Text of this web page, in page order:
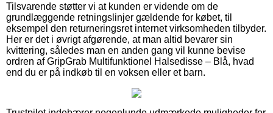
Tilsvarende støtter vi at kunden er vidende om de
grundlæggende retningslinjer gældende for købet, til
eksempel den returneringsret internet virksomheden tilbyder.
Her er det i øvrigt afgørende, at man altid bevarer sin
kvittering, således man en anden gang vil kunne bevise
ordren af GripGrab Multifunktionel Halsedisse – Blå, hvad
end du er på indkøb til en voksen eller et barn.